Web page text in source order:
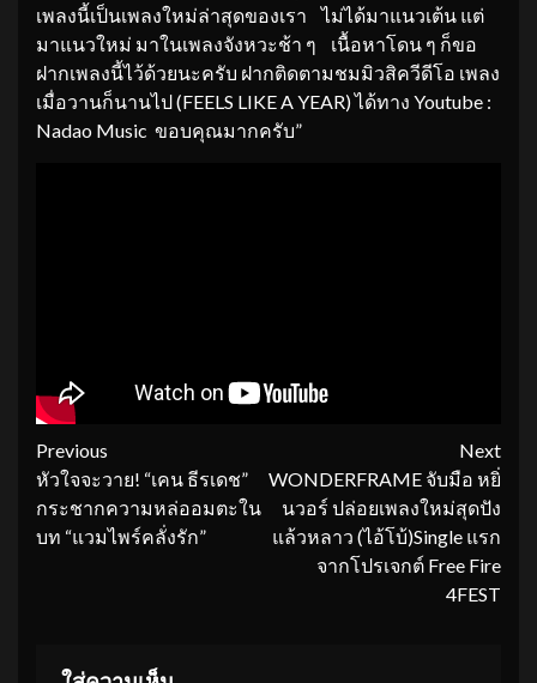
เพลงนี้เป็นเพลงใหม่ล่าสุดของเรา ไม่ได้มาแนวเต้น แต่
มาแนวใหม่ มาในเพลงจังหวะช้า ๆ เนื้อหาโดน ๆ ก็ขอ
ฝากเพลงนี้ไว้ด้วยนะครับ ฝากติดตามชมมิวสิควีดีโอ เพลง
เมื่อวานก็นานไป (FEELS LIKE A YEAR) ได้ทาง Youtube :
Nadao Music ขอบคุณมากครับ”
Continue
Reading
Previous
หัวใจจะวาย! “เคน ธีรเดช”
กระชากความหล่ออมตะใน
บท “แวมไพร์คลั่งรัก”
Next
WONDERFRAME จับมือ หยิ่
นวอร์ ปล่อยเพลงใหม่สุดปัง
แล้วหลาว (ไอ้โบ้)Single แรก
จากโปรเจกต์ Free Fire
4FEST